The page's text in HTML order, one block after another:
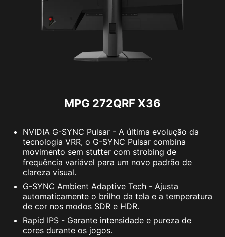
MPG 272QRF X36
NVIDIA G-SYNC Pulsar - A última evolução da
tecnologia VRR, o G-SYNC Pulsar combina
movimento sem stutter com strobing de
frequência variável para um novo padrão de
clareza visual.
G-SYNC Ambient Adaptive Tech - Ajusta
automaticamente o brilho da tela e a temperatura
de cor nos modos SDR e HDR.
Rapid IPS - Garante intensidade e pureza de
cores durante os jogos.